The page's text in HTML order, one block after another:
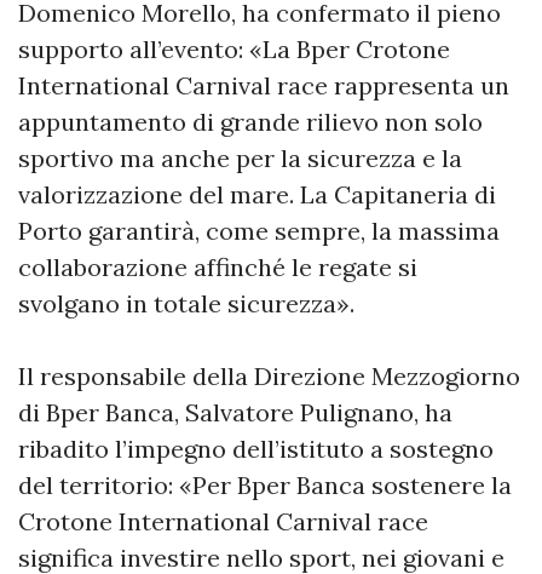
Domenico Morello, ha confermato il pieno
supporto all’evento: «La Bper Crotone
International Carnival race rappresenta un
appuntamento di grande rilievo non solo
sportivo ma anche per la sicurezza e la
valorizzazione del mare. La Capitaneria di
Porto garantirà, come sempre, la massima
collaborazione affinché le regate si
svolgano in totale sicurezza».
Il responsabile della Direzione Mezzogiorno
di Bper Banca, Salvatore Pulignano, ha
ribadito l’impegno dell’istituto a sostegno
del territorio: «Per Bper Banca sostenere la
Crotone International Carnival race
significa investire nello sport, nei giovani e